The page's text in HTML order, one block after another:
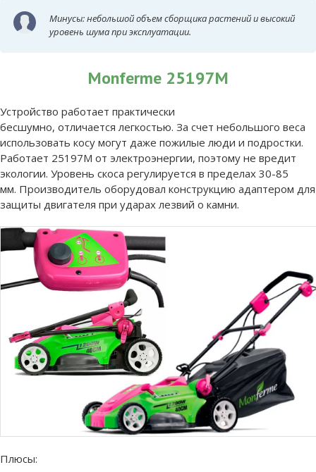
Минусы: небольшой объем сборщика растений и высокий
уровень шума при эксплуатации.
Monferme 25197M
Устройство работает практически
бесшумно, отличается легкостью. За счет небольшого веса
использовать косу могут даже пожилые люди и подростки.
Работает 25197M от электроэнергии, поэтому не вредит
экологии. Уровень скоса регулируется в пределах 30-85
мм. Производитель оборудовал конструкцию адаптером для
защиты двигателя при ударах лезвий о камни.
Плюсы: